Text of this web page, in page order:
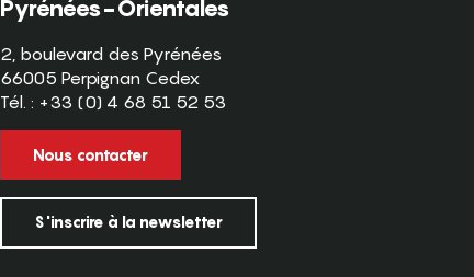
Pyrénées-Orientales
2, boulevard des Pyrénées
66005 Perpignan Cedex
Tél. : +33 (0) 4 68 51 52 53
Nous contacter
S'inscrire à la newsletter